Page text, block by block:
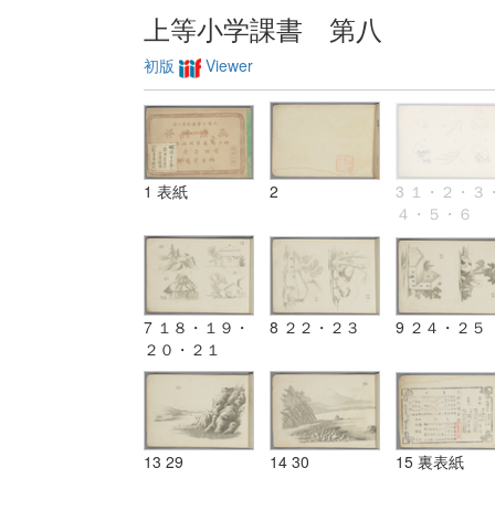
上等小学課書 第八
初版 Viewer
1 表紙 2
3 １・２・３
４・５・６
7 １８・１９・
２０・２１
8 ２２・２３ 9 ２４・２５
13 29 14 30 15 裏表紙